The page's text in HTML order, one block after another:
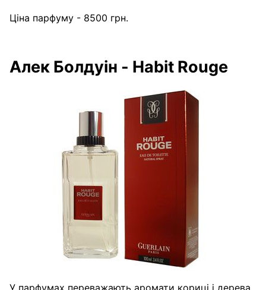
Ціна парфуму - 8500 грн.
Алек Болдуін - Habit Rouge